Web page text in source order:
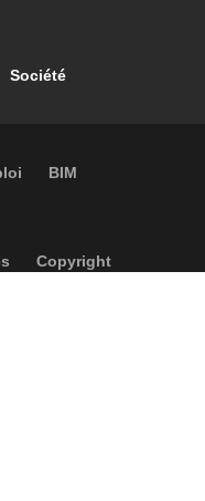
Société
BIM
Copyright